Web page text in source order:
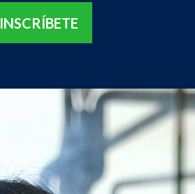
INSCRÍBETE